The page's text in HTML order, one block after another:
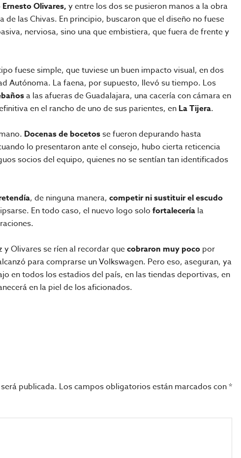
Ernesto Olivares, y entre los dos se pusieron manos a la obra
de las Chivas. En principio, buscaron que el diseño no fuese
nerviosa, sino una que embistiera, que fuera de frente y
fuese simple, que tuviese un buen impacto visual, en dos
Autónoma. La faena, por supuesto, llevó su tiempo. Los
a las afueras de Guadalajara, una cacería con cámara en
en el rancho de uno de sus parientes, en La Tijera.
Docenas de bocetosse fueron depurando hasta
lo presentaron ante el consejo, hubo cierta reticencia
socios del equipo, quienes no se sentían tan identificados
, de ninguna manera, competir ni sustituir el escudo
En todo caso, el nuevo logo solo fortalecería la
y Olivares se ríen al recordar quecobraron muy poco por
para comprarse un Volkswagen. Pero eso, aseguran, ya
en todos los estadios del país, en las tiendas deportivas, en
en la piel de los aficionados.
publicada. Los campos obligatorios están marcados con*